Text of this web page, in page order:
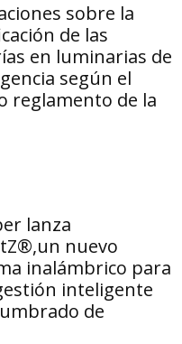
sobre la
de las
en luminarias de
según el
reglamento de la
lanza
nuevo
inalámbrico para
inteligente
de